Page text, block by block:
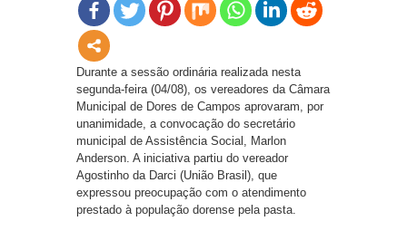
Durante a sessão ordinária realizada nesta
segunda-feira (04/08), os vereadores da Câmara
Municipal de Dores de Campos aprovaram, por
unanimidade, a convocação do secretário
municipal de Assistência Social, Marlon
Anderson. A iniciativa partiu do vereador
Agostinho da Darci (União Brasil), que
expressou preocupação com o atendimento
prestado à população dorense pela pasta.